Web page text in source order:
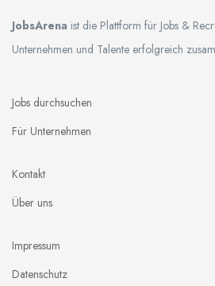
JobsArena ist die Plattform für Jobs &
Unternehmen und Talente erfolgreich
Jobs durchsuchen
Für Unternehmen
Kontakt
Über uns
Impressum
Datenschutz